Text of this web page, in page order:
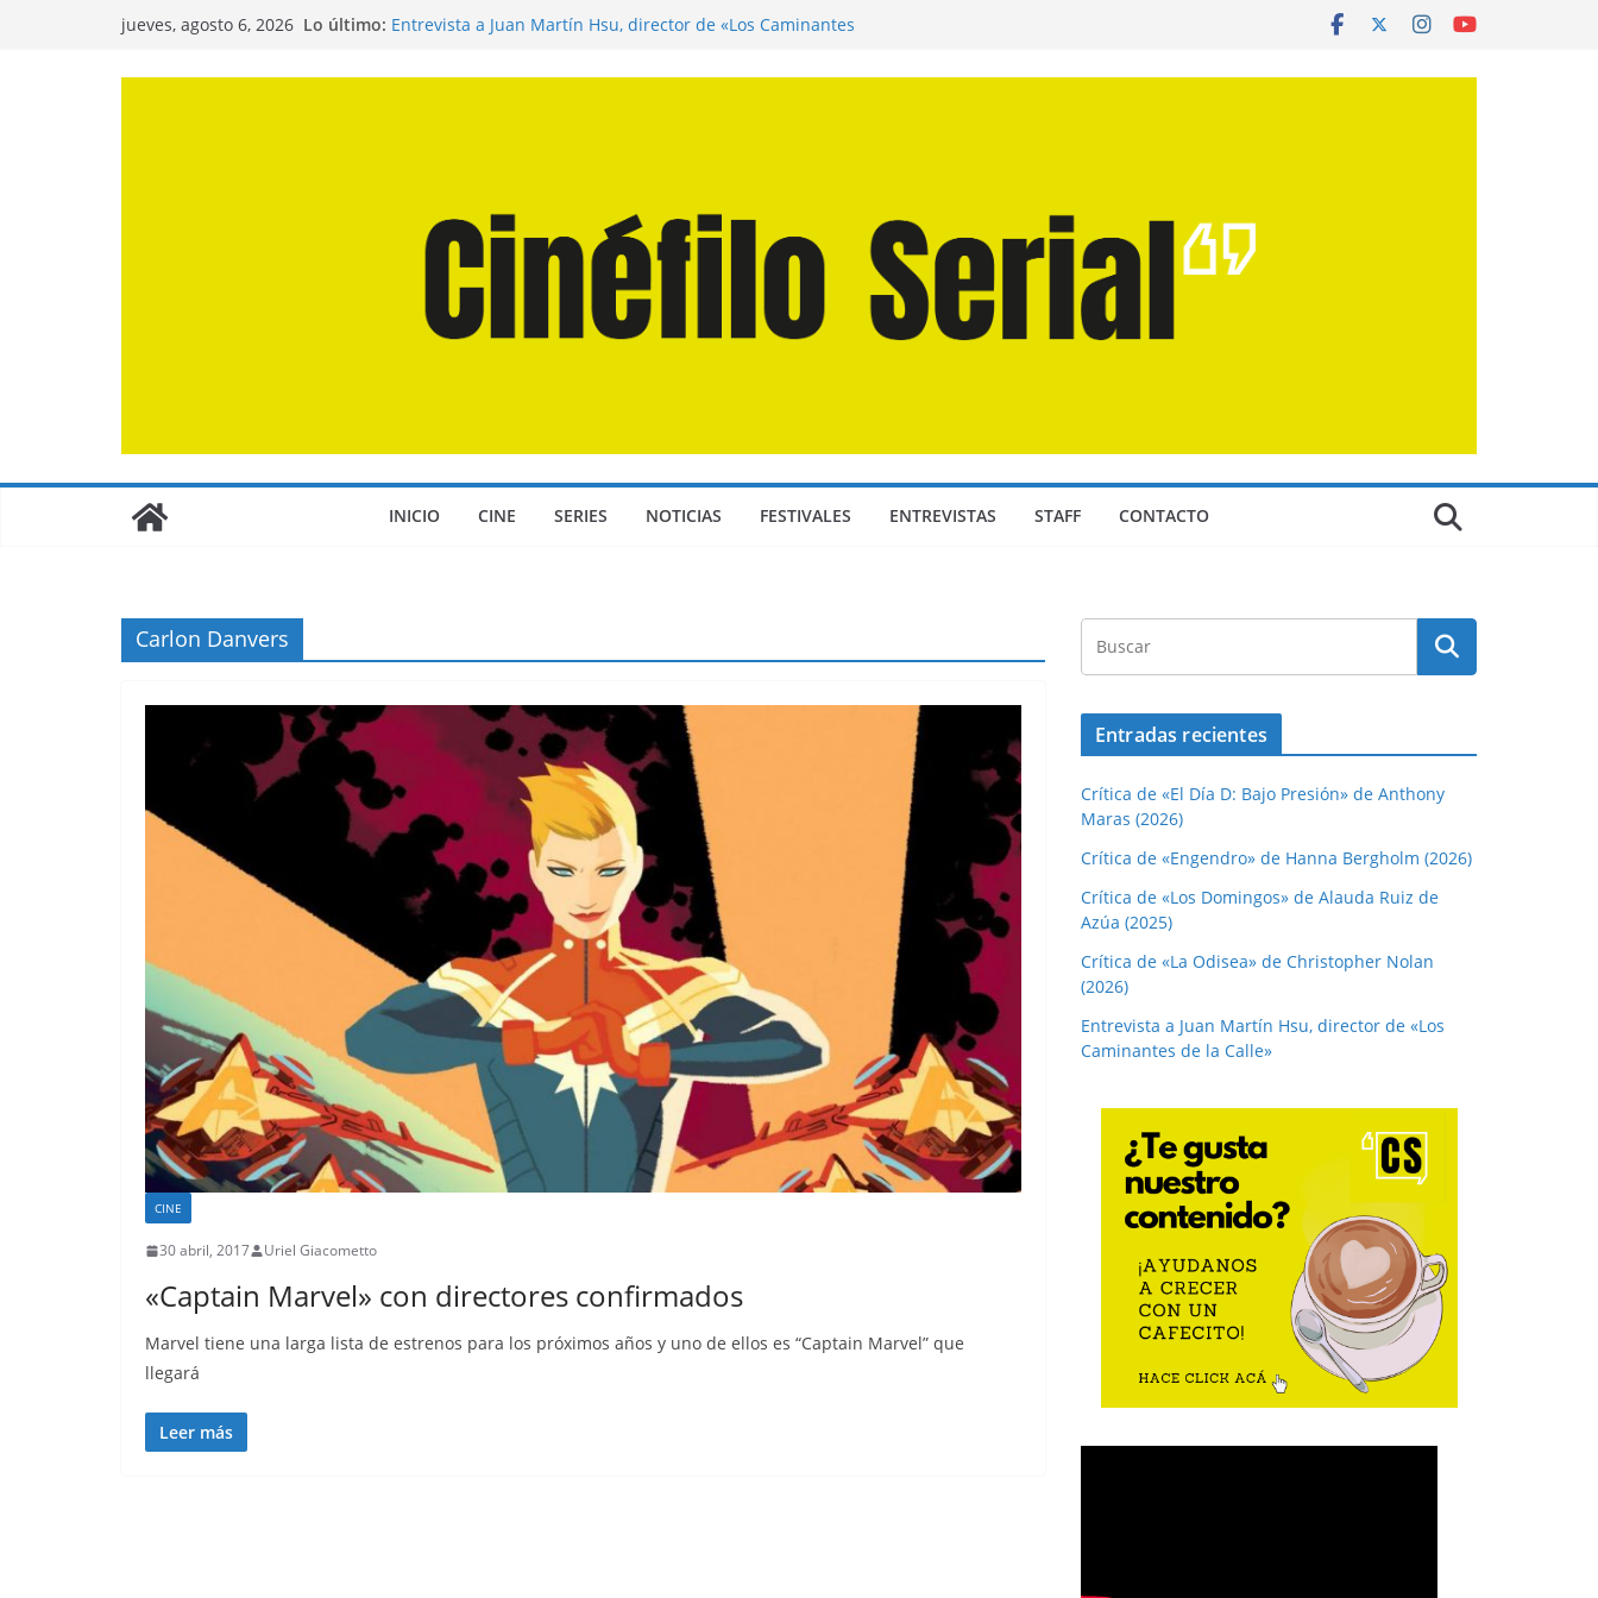
jueves, agosto 6, 2026 Lo último: Entrevista a Juan Martín Hsu, director de «Los Caminantes
INICIO CINE SERIES NOTICIAS FESTIVALES ENTREVISTAS STAFF CONTACTO
Carlon Danvers
CINE
30 abril, 2017 Uriel Giacometto
«Captain Marvel» con directores confirmados
Marvel tiene una larga lista de estrenos para los próximos años y uno de ellos es “Captain Marvel” que
llegará
Leer más
Entradas recientes
Crítica de «El Día D: Bajo Presión» de Anthony
Maras (2026)
Crítica de «Engendro» de Hanna Bergholm (2026)
Crítica de «Los Domingos» de Alauda Ruiz de
Azúa (2025)
Crítica de «La Odisea» de Christopher Nolan
(2026)
Entrevista a Juan Martín Hsu, director de «Los
Caminantes de la Calle»